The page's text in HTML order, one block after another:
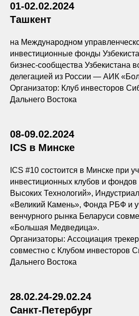
01-02.02.2024
Ташкент
на Международном
инвестиционные фонды
бизнес-сообщества Узбекистана
делегацией из России — АИК
Организатор: Клуб инвесторов
Дальнего Востока
08-09.02.2024
ICS в Минске
ICS #10 состоится в Минске при
инвестиционных клубов и
Высоких Технологий»,
«Великий Камень», Фонда РБФ и
венчурного рынка Беларуси
«Большая Медведица».
Организаторы: Ассоциация
совместно с Клубом инвесторов
Дальнего Востока
28.02.24-29.02.24
Санкт-Петербург